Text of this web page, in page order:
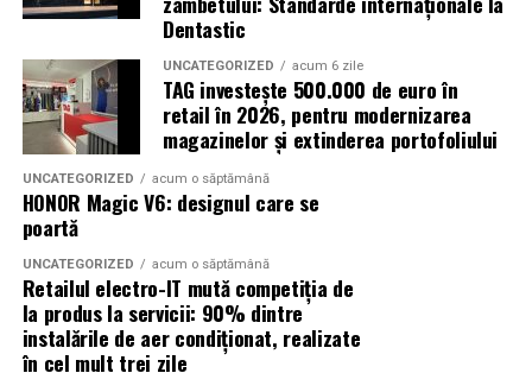
Gheața e prietena ta în primele câteva ore, dar nu așa
cum și-o imaginează lumea. Nu o pui direct pe piele, nu
o ții acolo o oră, nu te chinui. Iei un pachețel de gheață
sau o pungă cu mazăre congelată, o învelești într-un
prosop subțire și o așezi pe sutien, peste pansament,
douăzeci de minute, apoi pauză vreo patruzeci.
Repeți de două sau trei ori în prima seară. Atât e
suficient. Gheața reduce inflamația, micșorează șansele
unei vânătăi extinse și calmează senzația de tensiune.
Dacă uiți de ea, nu e o tragedie. Dacă o folosești prea
mult, poți irita pielea.
Dentastic
UNCATEGORIZED acum 6 zile
TAG investește 500.000 de euro în
retail în 2026, pentru modernizarea
magazinelor și extinderea portofoliului
UNCATEGORIZED acum o săptămână
HONOR Magic V6: designul care se
poartă
UNCATEGORIZED acum o săptămână
Retailul electro-IT mută competiția de
la produs la servicii: 90% dintre
instalările de aer condiționat, realizate
în cel mult trei zile